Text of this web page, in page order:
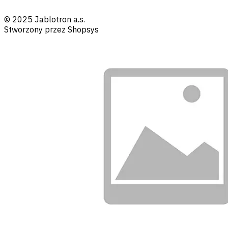
© 2025 Jablotron a.s.
Stworzony przez Shopsys